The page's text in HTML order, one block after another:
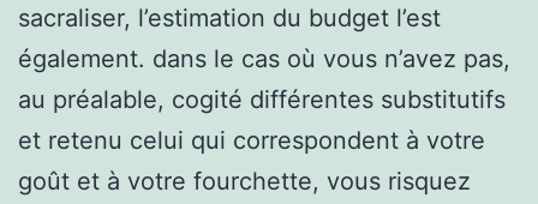
sacraliser, l’estimation du budget l’est
également. dans le cas où vous n’avez pas,
au préalable, cogité différentes substitutifs
et retenu celui qui correspondent à votre
goût et à votre fourchette, vous risquez